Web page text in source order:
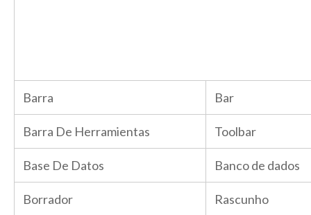
Barra Bar
Barra De Herramientas Toolbar
Base De Datos Banco de dados
Borrador Rascunho